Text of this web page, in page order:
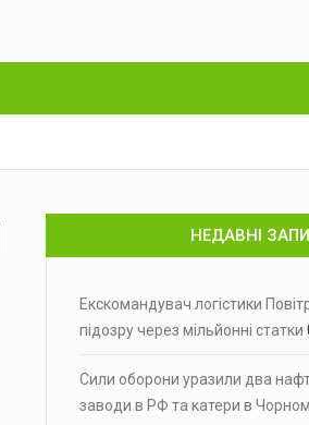
НЕДАВНІ
Екскомандувач логістики
підозру через мільйонні статки
Сили оборони уразили два
заводи в РФ та катери в